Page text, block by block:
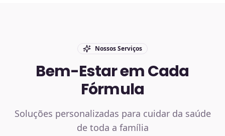
Nossos Serviços
Bem-Estar em Cada
Fórmula
Soluções personalizadas para cuidar da saúde
de toda a família